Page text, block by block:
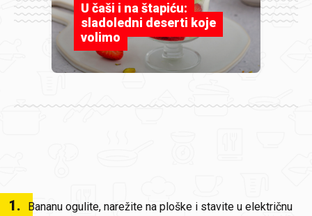
U čaši i na štapiću:
sladoledni deserti koje
volimo
1.
Bananu ogulite, narežite na ploške i stavite u električnu